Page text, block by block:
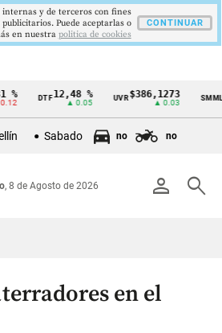
DTF12,48 %
▲ 0.05
UVR$386,1273
▲ 0.03
SMMLV
Sabado no no
person search
, 8 de Agosto de 2026
en el
y de terceros con fines
Puede aceptarlas o
en nuestra politica de cookies
CONTINUAR